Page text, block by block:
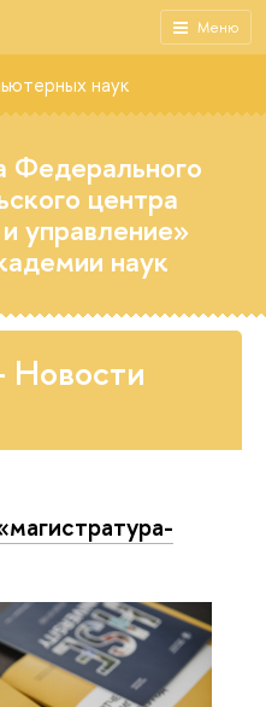
Меню
наук
Федерального
центра
управление»
наук
Новости